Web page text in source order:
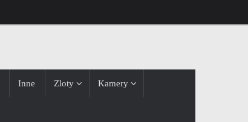
Inne Zloty Kamery